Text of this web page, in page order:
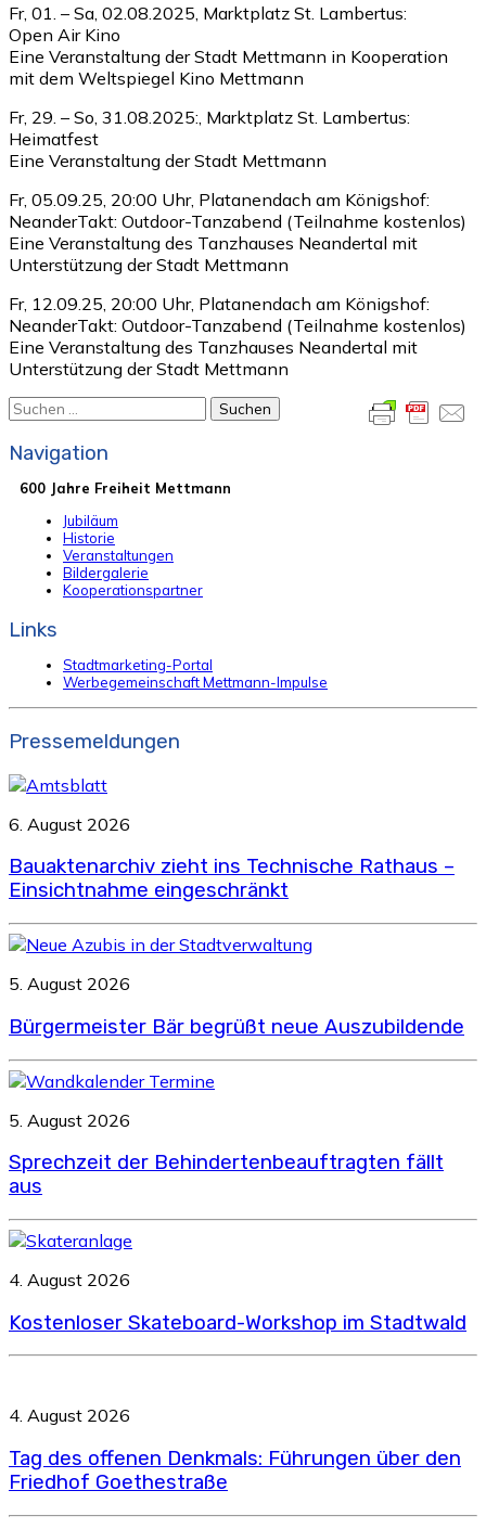
Fr, 01. – Sa, 02.08.2025, Marktplatz St. Lambertus:
Open Air Kino
Eine Veranstaltung der Stadt Mettmann in Kooperation
mit dem Weltspiegel Kino Mettmann
Fr, 29. – So, 31.08.2025:, Marktplatz St. Lambertus:
Heimatfest
Eine Veranstaltung der Stadt Mettmann
Fr, 05.09.25, 20:00 Uhr, Platanendach am Königshof:
NeanderTakt: Outdoor-Tanzabend (Teilnahme kostenlos)
Eine Veranstaltung des Tanzhauses Neandertal mit
Unterstützung der Stadt Mettmann
Fr, 12.09.25, 20:00 Uhr, Platanendach am Königshof:
NeanderTakt: Outdoor-Tanzabend (Teilnahme kostenlos)
Eine Veranstaltung des Tanzhauses Neandertal mit
Unterstützung der Stadt Mettmann
Suchen
nach:
Navigation
600 Jahre Freiheit Mettmann
Jubiläum
Historie
Veranstaltungen
Bildergalerie
Kooperationspartner
Links
Stadtmarketing-Portal
Werbegemeinschaft Mettmann-Impulse
Pressemeldungen
6. August 2026
Bauaktenarchiv zieht ins Technische Rathaus –
Einsichtnahme eingeschränkt
5. August 2026
Bürgermeister Bär begrüßt neue Auszubildende
5. August 2026
Sprechzeit der Behindertenbeauftragten fällt
aus
4. August 2026
Kostenloser Skateboard-Workshop im Stadtwald
4. August 2026
Tag des offenen Denkmals: Führungen über den
Friedhof Goethestraße